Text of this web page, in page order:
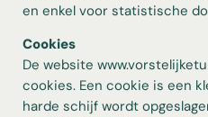
en enkel voor statistische
Cookies
De website
cookies. Een cookie is een
harde schijf wordt